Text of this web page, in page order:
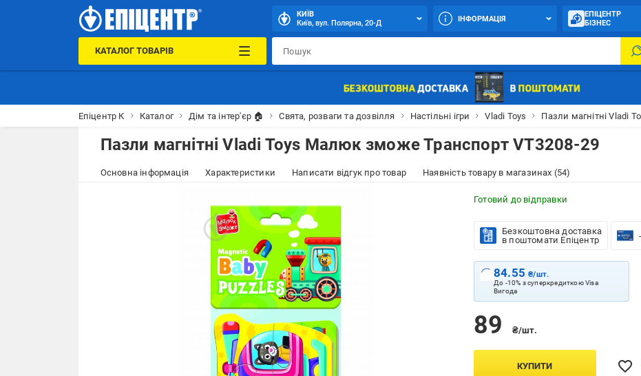
КИЇВ
Київ, вул. Полярна, 20-Д
ІНФОРМАЦІЯ
ЕПІЦЕНТР
БІЗНЕС
КАТАЛОГ ТОВАРІВ
Епіцентр К Каталог Дім та інтер'єр 🏠 Свята, розваги та дозвілля Настільні ігри Vladi Toys Пазли магнітні Vladi
Пазли магнітні Vladi Toys Малюк зможе Транспорт VT3208-29
Основна інформація Характеристики Написати відгук про товар Наявність товару в магазинах (54)
Готовий до відправки
Безкоштовна доставка
в поштомати Епіцентр
84.55₴/шт.
До -10% з суперкредиткою Visa
Вигода
89 ₴/шт.
КУПИТИ